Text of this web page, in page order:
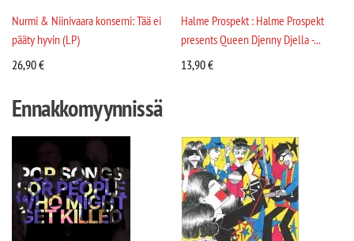
Nurmi & Niinivaara konserni: Tää ei
pääty hyvin (LP)
26,90€
Halme Prospekt : Halme Prospekt
presents Queen Djenny Djella -...
13,90€
Ennakkomyynnissä